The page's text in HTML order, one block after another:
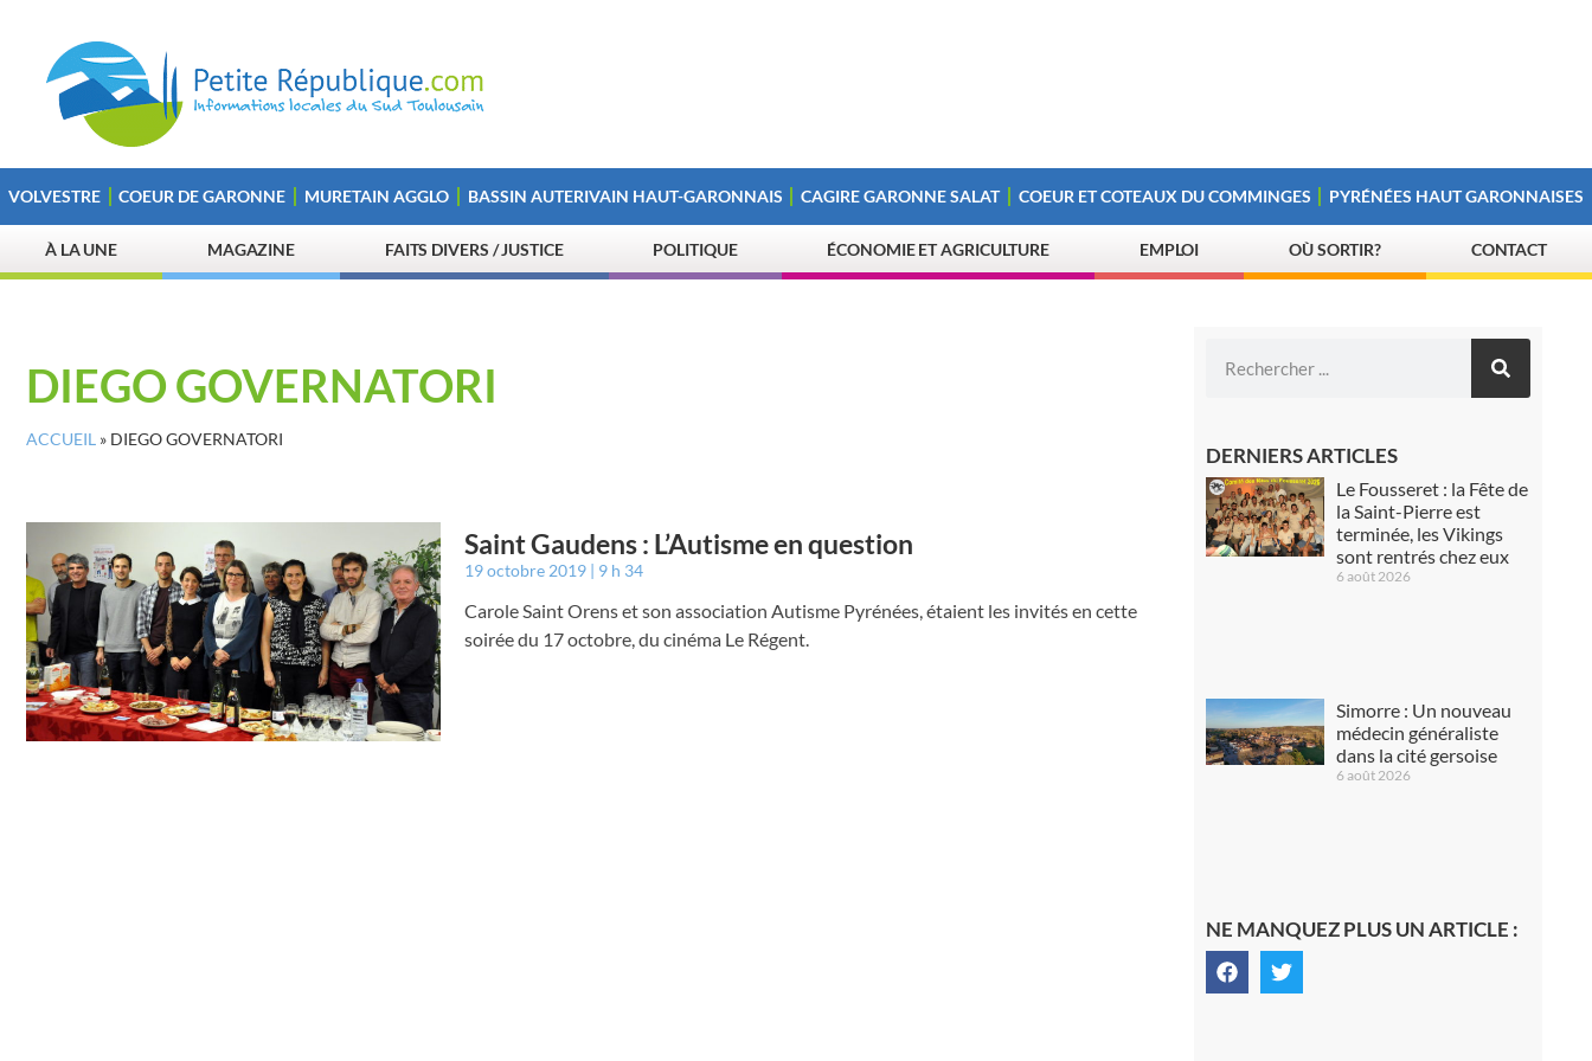
VOLVESTRE COEUR DE GARONNE MURETAIN AGGLO BASSIN AUTERIVAIN HAUT-GARONNAIS CAGIRE GARONNE SALAT COEUR ET COTEAUX DU COMMINGES PYRÉNÉES HAUT GARONNAISES
À LA UNE MAGAZINE FAITS DIVERS / JUSTICE POLITIQUE ÉCONOMIE ET AGRICULTURE EMPLOI OÙ SORTIR? CONTACT
DIEGO GOVERNATORI
ACCUEIL » DIEGO GOVERNATORI
Saint Gaudens : L’Autisme en question
19 octobre 2019 9 h 34
Carole Saint Orens et son association Autisme Pyrénées, étaient les invités en cette
soirée du 17 octobre, du cinéma Le Régent.
DERNIERS ARTICLES
Le Fousseret : la Fête de
la Saint-Pierre est
terminée, les Vikings
sont rentrés chez eux
6 août 2026
Simorre : Un nouveau
médecin généraliste
dans la cité gersoise
6 août 2026
NE MANQUEZ PLUS UN ARTICLE :